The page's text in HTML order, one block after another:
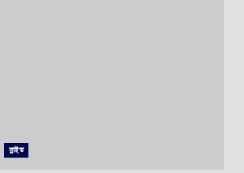
স্লাইড